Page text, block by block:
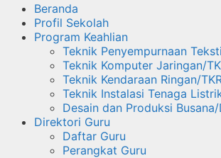
Beranda
Profil Sekolah
Program Keahlian
Teknik Penyempurnaan
Teknik Komputer Jaringan/
Teknik Kendaraan Ringan/
Teknik Instalasi Tenaga
Desain dan Produksi Busana/
Direktori Guru
Daftar Guru
Perangkat Guru